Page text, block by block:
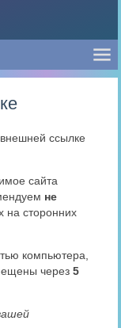
ссылке
сайта
не
на сторонних
компьютера,
через5